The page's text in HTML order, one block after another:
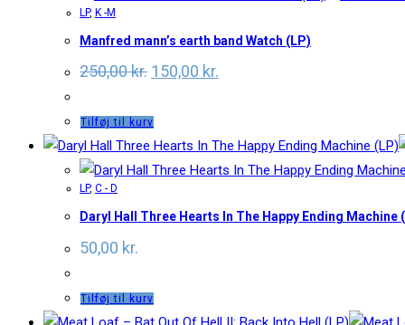
LP, K -M
Manfred mann’s earth band Watch (LP)
250,00kr. Original
price
250,00 kr..
150,00 kr.
price
Tilføj til kurv
LP, C - D
Daryl Hall Three Hearts In The Happy Ending Machine
50,00 kr.
Tilføj til kurv